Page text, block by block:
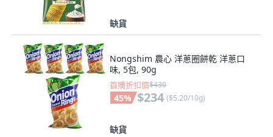
缺貨
Nongshim 農心 洋蔥圈餅乾 洋蔥口
味, 5包, 90g
首購折扣價$430
45% $234 ($5.20/10g)
缺貨